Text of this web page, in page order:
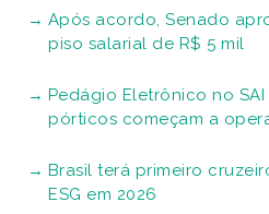
Após acordo, Senado
piso salarial de R$ 5 mil
Pedágio Eletrônico no
pórticos começam a
Brasil terá primeiro
ESG em 2026